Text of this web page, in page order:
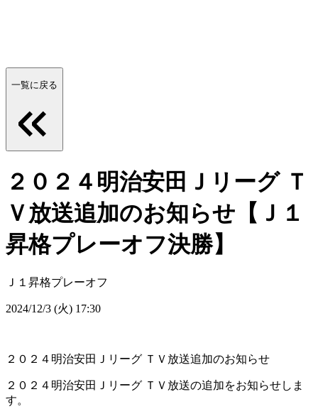
一覧に戻る
２０２４明治安田Ｊリーグ Ｔ
Ｖ放送追加のお知らせ【Ｊ１
昇格プレーオフ決勝】
Ｊ１昇格プレーオフ
2024/12/3 (火) 17:30
２０２４明治安田Ｊリーグ ＴＶ放送追加のお知らせ
２０２４明治安田Ｊリーグ ＴＶ放送の追加をお知らせしま
す。